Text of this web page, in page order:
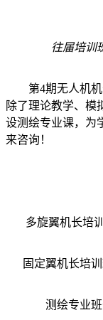
往届培训
第4期无人机机
除了理论教学、模
设测绘专业课，为
来咨询！
多旋翼机长培
固定翼机长培
测绘专业